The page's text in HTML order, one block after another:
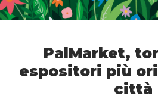
PalMarket,
espositori più
città